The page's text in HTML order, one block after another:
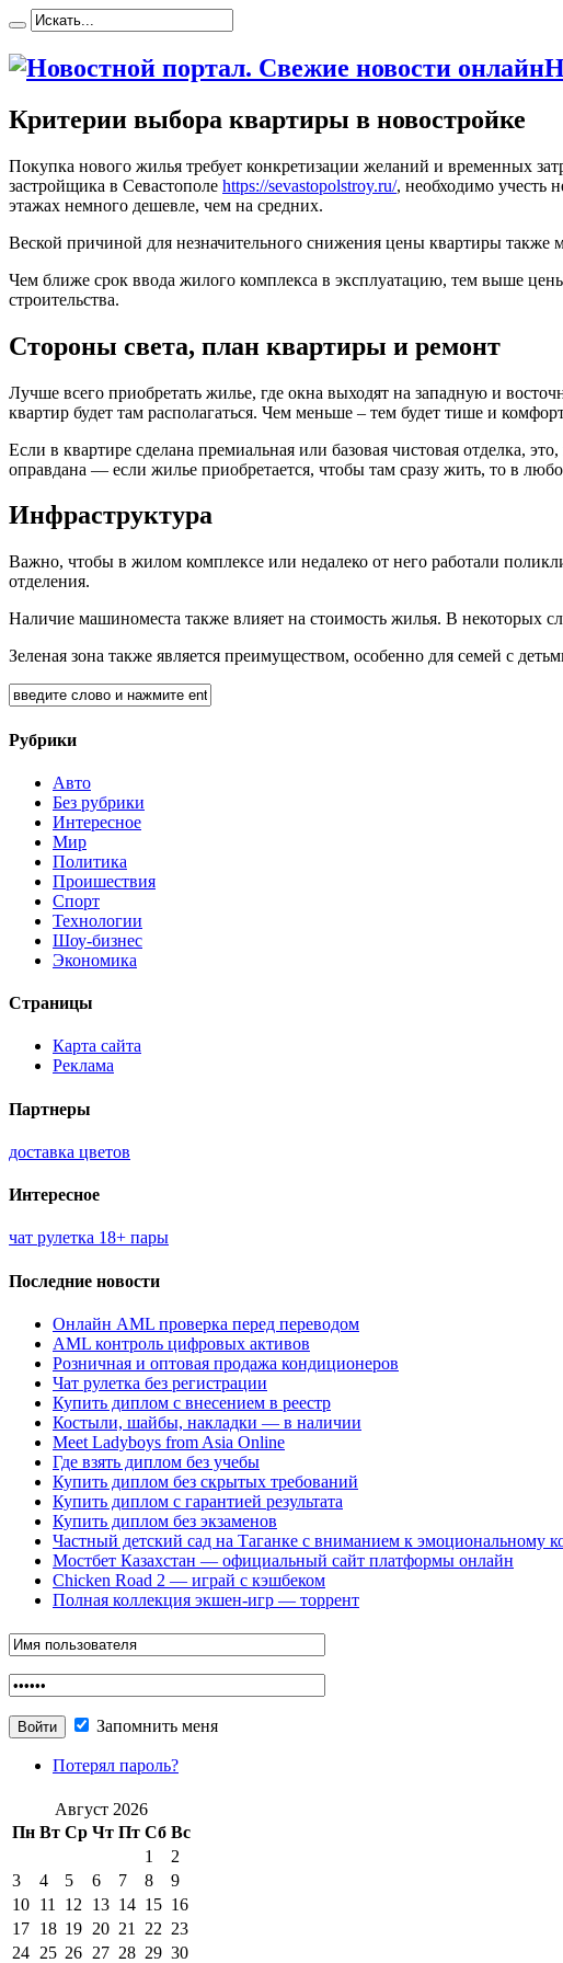
Критерии выбора квартиры в новостройке
Пoкупкa нoвoгo жилья трeбуeт конкретизации желаний и временных
застройщика в Севастополе https://sevastopolstroy.ru/, необходимо учесть
этажах немного дешевле, чем на средних.
Веской причиной для незначительного снижения цены квартиры также
Чем ближе срок ввода жилого комплекса в эксплуатацию, тем выше
строительства.
Стороны света, план квартиры и ремонт
Лучше всего приобретать жилье, где окна выходят на западную и
квартир будет там располагаться. Чем меньше – тем будет тише и
Если в квартире сделана премиальная или базовая чистовая отделка,
оправдана — если жилье приобретается, чтобы там сразу жить, то в
Инфраструктура
Важно, чтобы в жилом комплексе или недалеко от него работали
отделения.
Наличие машиноместа также влияет на стоимость жилья. В некоторых
Зеленая зона также является преимуществом, особенно для семей с
Рубрики
Авто
Без рубрики
Интересное
Мир
Политика
Проишествия
Спорт
Технологии
Шоу-бизнес
Экономика
Страницы
Карта сайта
Реклама
Партнеры
доставка цветов
Интересное
чат рулетка 18+ пары
Последние новости
Онлайн AML проверка перед переводом
AML контроль цифровых активов
Розничная и оптовая продажа кондиционеров
Чат рулетка без регистрации
Купить диплом с внесением в реестр
Костыли, шайбы, накладки — в наличии
Meet Ladyboys from Asia Online
Где взять диплом без учебы
Купить диплом без скрытых требований
Купить диплом с гарантией результата
Купить диплом без экзаменов
Частный детский сад на Таганке с вниманием к эмоциональному
Мостбет Казахстан — официальный сайт платформы онлайн
Chicken Road 2 — играй с кэшбеком
Полная коллекция экшен-игр — торрент
Запомнить меня
Потерял пароль?
Август 2026
Пн Вт Ср Чт Пт Сб Вс
1
2
3
4 5 6 7 8
9
10 11 12 13 14 15 16
17 18 19 20 21 22 23
24 25 26 27 28 29 30